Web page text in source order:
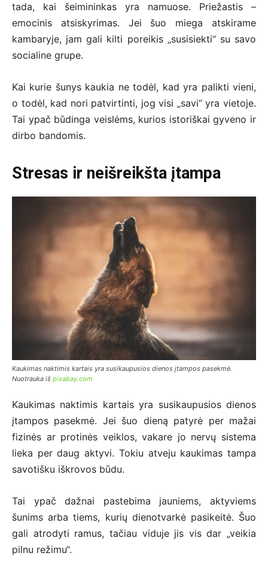
tada, kai šeimininkas yra namuose. Priežastis –
emocinis atsiskyrimas. Jei šuo miega atskirame
kambaryje, jam gali kilti poreikis „susisiekti“ su savo
socialine grupe.
Kai kurie šunys kaukia ne todėl, kad yra palikti vieni,
o todėl, kad nori patvirtinti, jog visi „savi“ yra vietoje.
Tai ypač būdinga veislėms, kurios istoriškai gyveno ir
dirbo bandomis.
Stresas ir neišreikšta įtampa
Kaukimas naktimis kartais yra susikaupusios dienos įtampos pasekmė.
Nuotrauka iš pixabay.com
Kaukimas naktimis kartais yra susikaupusios dienos
įtampos pasekmė. Jei šuo dieną patyrė per mažai
fizinės ar protinės veiklos, vakare jo nervų sistema
lieka per daug aktyvi. Tokiu atveju kaukimas tampa
savotišku iškrovos būdu.
Tai ypač dažnai pastebima jauniems, aktyviems
šunims arba tiems, kurių dienotvarkė pasikeitė. Šuo
gali atrodyti ramus, tačiau viduje jis vis dar „veikia
pilnu režimu“.